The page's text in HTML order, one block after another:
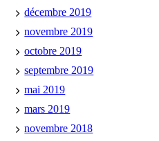
décembre 2019
novembre 2019
octobre 2019
septembre 2019
mai 2019
mars 2019
novembre 2018